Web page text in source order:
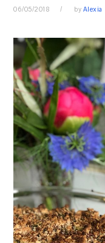
06/05/2018 by Alexia